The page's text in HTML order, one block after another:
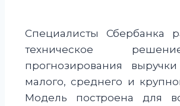
Специалисты Сбербанка
техническое
прогнозирования
малого, среднего и
Модель построена для